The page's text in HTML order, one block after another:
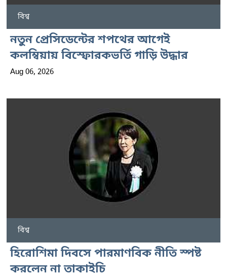
বিশ্ব
নতুন প্রেসিডেন্টের শপথের আগেই
কলম্বিয়ায় বিস্ফোরকভর্তি গাড়ি উদ্ধার
Aug 06, 2026
বিশ্ব
হিরোশিমা দিবসে পারমাণবিক নীতি স্পষ্ট
করলেন না তাকাইচি